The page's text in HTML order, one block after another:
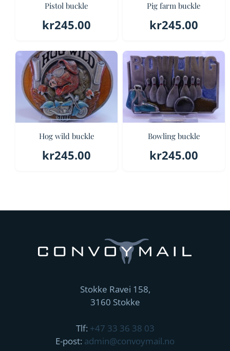
Pistol buckle
kr245.00
Pig farm buckle
kr245.00
Hog wild buckle
kr245.00
Bowling buckle
kr245.00
Stokke Ravei 158,
3160 Stokke
Tlf: +47 33 36 38 03
E-post: admin@convoymail.no